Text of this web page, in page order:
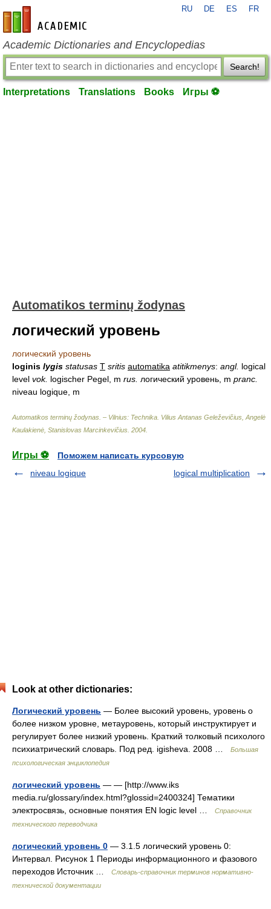
en-academic.com
RU DE ES FR
Academic Dictionaries and Encyclopedias
Search!
Interpretations Translations Books Игры ⚽
Automatikos terminų žodynas
логический уровень
логический уровень
loginis lygis statusas T sritis automatika atitikmenys: angl. logical
level vok. logischer Pegel, m rus. логический уровень, m pranc.
niveau logique, m
Automatikos terminų žodynas. – Vilnius: Technika Vilius Antanas Geleževičius, Angelė
Kaulakienė, Stanislovas Marcinkevičius 2004
Игры ⚽
Поможем написать курсовую
niveau logique
logical multiplication
Look at other dictionaries:
Логический уровень — Более высокий уровень, уровень о
более низком уровне, метауровень, который инструктирует и
регулирует более низкий уровень. Краткий толковый психолого
психиатрический словарь. Под ред. igisheva. 2008 …
Большая
психологическая энциклопедия
логический уровень — — [http://www.iks
media.ru/glossary/index.html?glossid=2400324] Тематики
электросвязь, основные понятия EN logic level …
Справочник
технического переводчика
логический уровень 0 — 3.1.5 логический уровень 0:
Интервал. Рисунок 1 Периоды информационного и фазового
переходов Источник …
Словарь-справочник терминов нормативно-
технической документации